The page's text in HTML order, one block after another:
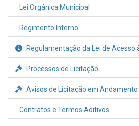
Lei Orgânica Municipal
Regimento Interno
Regulamentação da Lei de Acesso
Processos de Licitação
Avisos de Licitação em Andamento
Contratos e Termos Aditivos